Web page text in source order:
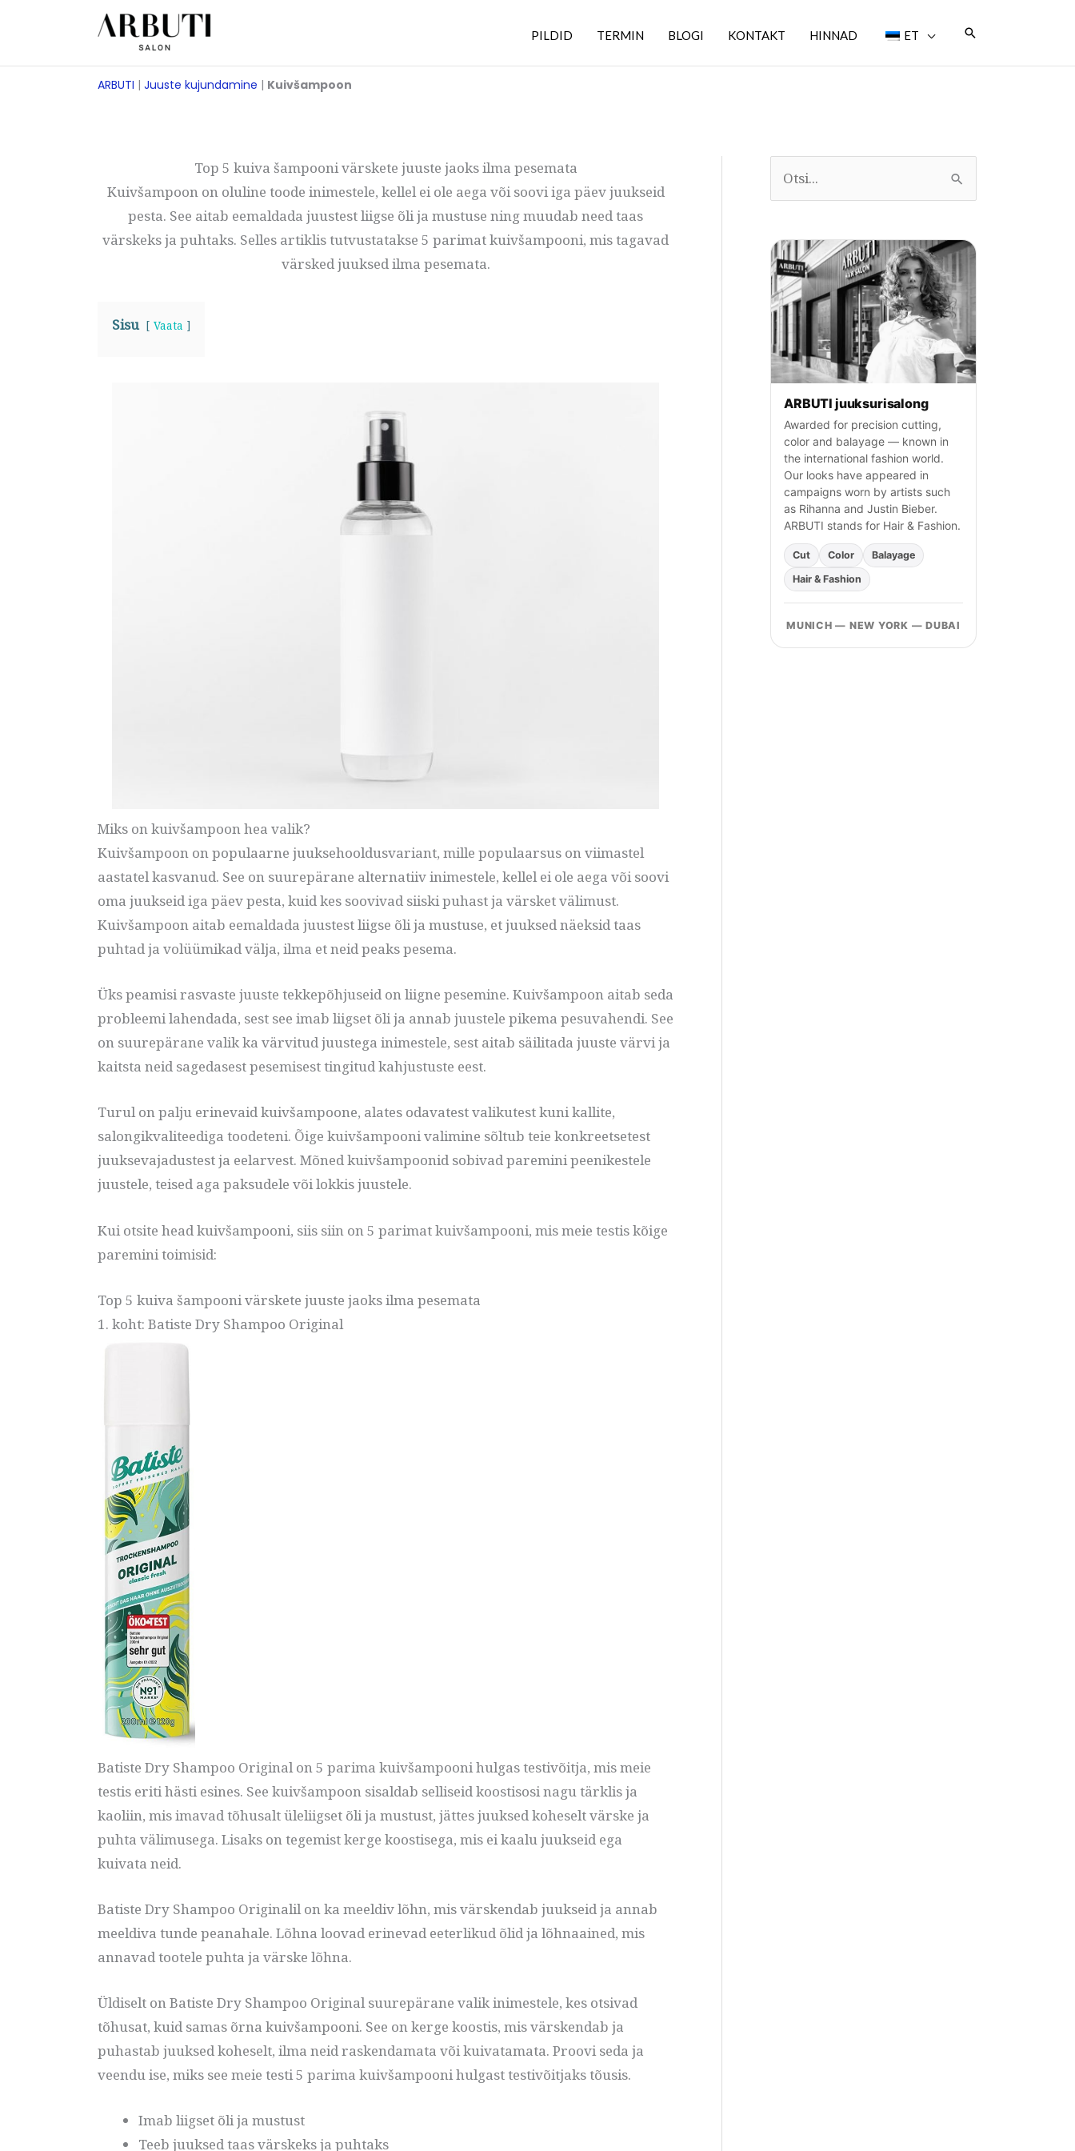
PILDID TERMIN BLOGI KONTAKT HINNAD ET Otsi
ARBUTI | Juuste kujundamine | Kuivšampoon
Top 5 kuiva šampooni värskete juuste jaoks ilma pesemata
Kuivšampoon on oluline toode inimestele, kellel ei ole aega või soovi iga päev juukseid
pesta. See aitab eemaldada juustest liigse õli ja mustuse ning muudab need taas
värskeks ja puhtaks. Selles artiklis tutvustatakse 5 parimat kuivšampooni, mis tagavad
värsked juuksed ilma pesemata.
Sisu Vaata
Miks on kuivšampoon hea valik?
Kuivšampoon on populaarne juuksehooldusvariant, mille populaarsus on viimastel
aastatel kasvanud. See on suurepärane alternatiiv inimestele, kellel ei ole aega või soovi
oma juukseid iga päev pesta, kuid kes soovivad siiski puhast ja värsket välimust.
Kuivšampoon aitab eemaldada juustest liigse õli ja mustuse, et juuksed näeksid taas
puhtad ja volüümikad välja, ilma et neid peaks pesema.
Üks peamisi rasvaste juuste tekkepõhjuseid on liigne pesemine. Kuivšampoon aitab seda
probleemi lahendada, sest see imab liigset õli ja annab juustele pikema pesuvahendi. See
on suurepärane valik ka värvitud juustega inimestele, sest aitab säilitada juuste värvi ja
kaitsta neid sagedasest pesemisest tingitud kahjustuste eest.
Turul on palju erinevaid kuivšampoone, alates odavatest valikutest kuni kallite,
salongikvaliteediga toodeteni. Õige kuivšampooni valimine sõltub teie konkreetsetest
juuksevajadustest ja eelarvest. Mõned kuivšampoonid sobivad paremini peenikestele
juustele, teised aga paksudele või lokkis juustele.
Kui otsite head kuivšampooni, siis siin on 5 parimat kuivšampooni, mis meie testis kõige
paremini toimisid:
Top 5 kuiva šampooni värskete juuste jaoks ilma pesemata
1. koht: Batiste Dry Shampoo Original
Batiste Dry Shampoo Original on 5 parima kuivšampooni hulgas testivõitja, mis meie
testis eriti hästi esines. See kuivšampoon sisaldab selliseid koostisosi nagu tärklis ja
kaoliin, mis imavad tõhusalt üleliigset õli ja mustust, jättes juuksed koheselt värske ja
puhta välimusega. Lisaks on tegemist kerge koostisega, mis ei kaalu juukseid ega
kuivata neid.
Batiste Dry Shampoo Originalil on ka meeldiv lõhn, mis värskendab juukseid ja annab
meeldiva tunde peanahale. Lõhna loovad erinevad eeterlikud õlid ja lõhnaained, mis
annavad tootele puhta ja värske lõhna.
Üldiselt on Batiste Dry Shampoo Original suurepärane valik inimestele, kes otsivad
tõhusat, kuid samas õrna kuivšampooni. See on kerge koostis, mis värskendab ja
puhastab juuksed koheselt, ilma neid raskendamata või kuivatamata. Proovi seda ja
veendu ise, miks see meie testi 5 parima kuivšampooni hulgast testivõitjaks tõusis.
Imab liigset õli ja mustust
Teeb juuksed taas värskeks ja puhtaks
:
ARBUTI juuksurisalong
Awarded for precision cutting,
color and balayage — known in
the international fashion world.
Our looks have appeared in
campaigns worn by artists such
as Rihanna and Justin Bieber.
ARBUTI stands for Hair & Fashion.
Cut Color
Balayage
Hair & Fashion
MUNICH — NEW YORK — DUBAI